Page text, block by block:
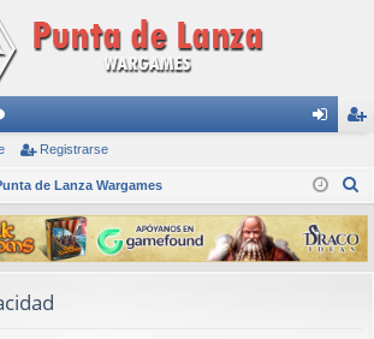
nti
fic
ar
ist
ra
rs
Registrarse
de Lanza Wargames
s
c